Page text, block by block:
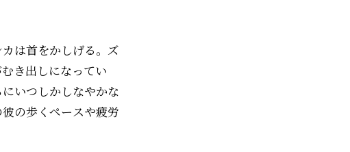
は首をかしげる。ズ
き出しになってい
いつしかしなやかな
の歩くペースや疲労